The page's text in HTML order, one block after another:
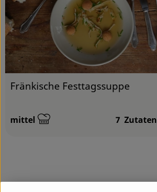
Fränkische Festtagssuppe
Schwierigkeit:
mittel 7 Zutaten